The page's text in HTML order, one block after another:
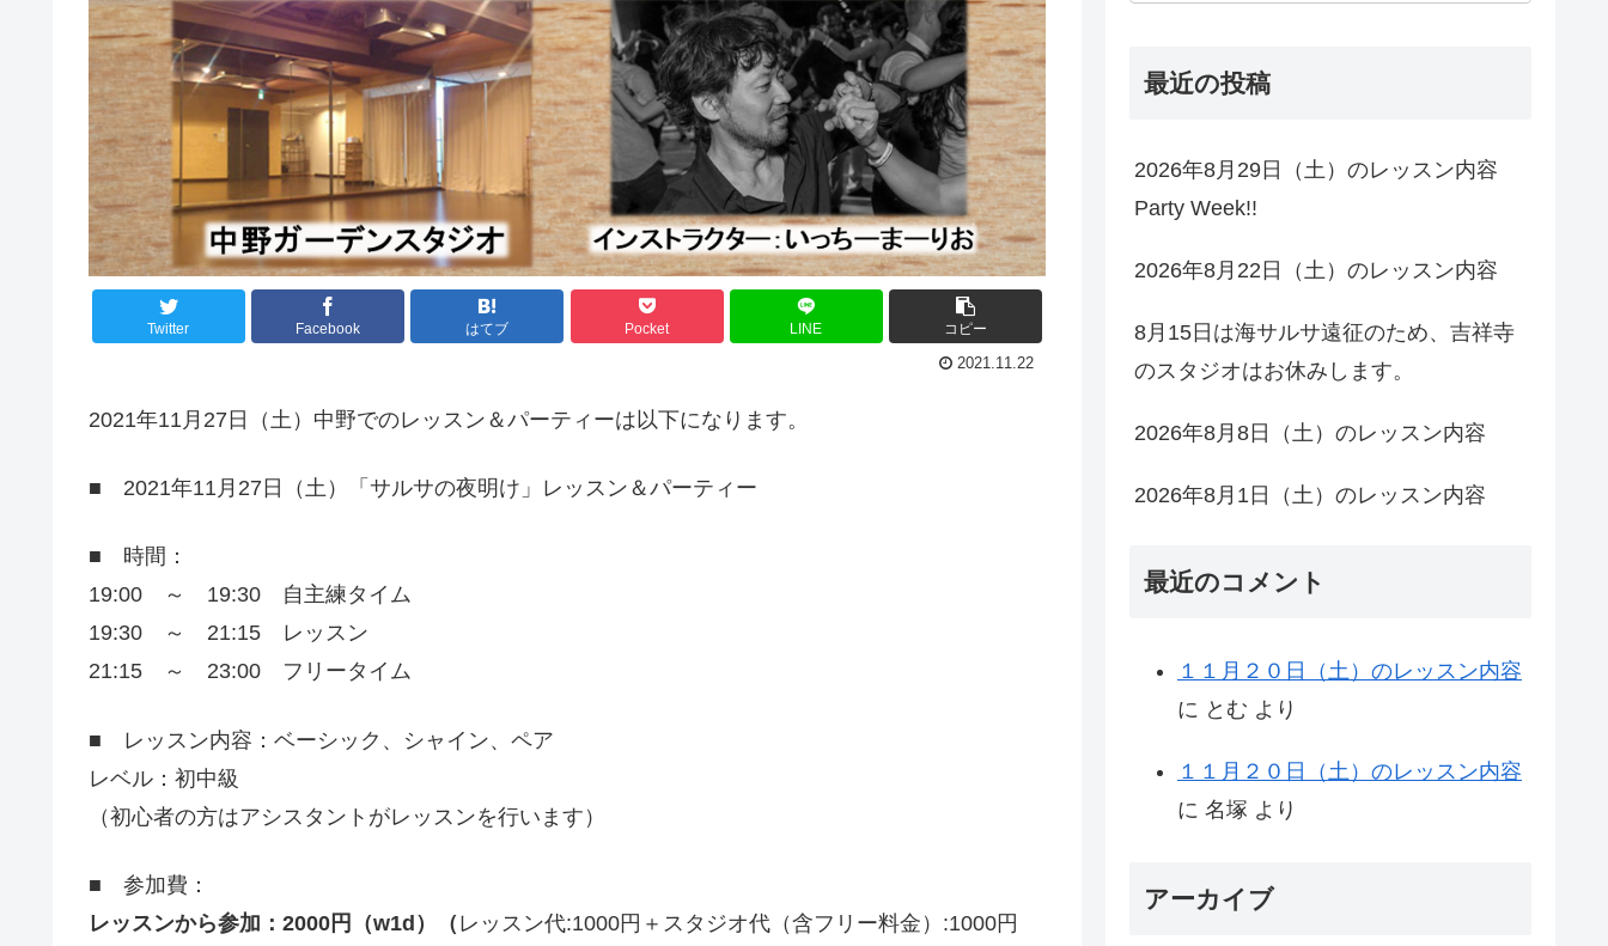
Twitter Facebook はてブ Pocket LINE コピー
2021.11.22
2021年11月27日（土）中野でのレッスン＆パーティーは以下になります。
■ 2021年11月27日（土）「サルサの夜明け」レッスン＆パーティー
■ 時間：
19:00 ～ 19:30 自主練タイム
19:30 ～ 21:15 レッスン
21:15 ～ 23:00 フリータイム
■ レッスン内容：ベーシック、シャイン、ペア
レベル：初中級
（初心者の方はアシスタントがレッスンを行います）
■ 参加費：
レッスンから参加： 2000円（w1d）（ レッスン代:1000円＋スタジオ代（含フリー料金）:1000円
最近の投稿
2026年8月29日（土）のレッスン内容
Party Week!!
2026年8月22日（土）のレッスン内容
8月15日は海サルサ遠征のため、吉祥寺
のスタジオはお休みします。
2026年8月8日（土）のレッスン内容
2026年8月1日（土）のレッスン内容
最近のコメント
１１月２０日（土）のレッスン内容
に とむ より
１１月２０日（土）のレッスン内容
に 名塚 より
アーカイブ